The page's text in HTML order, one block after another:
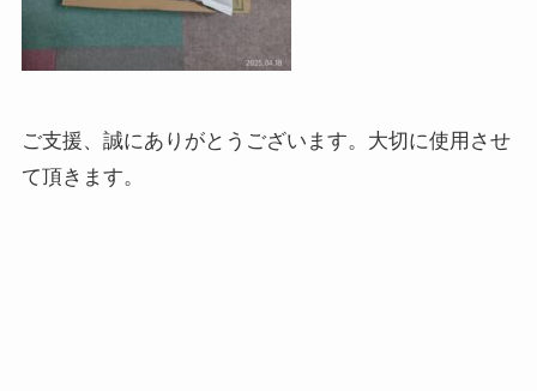
ご支援、誠にありがとうございます。大切に使用させ
て頂きます。